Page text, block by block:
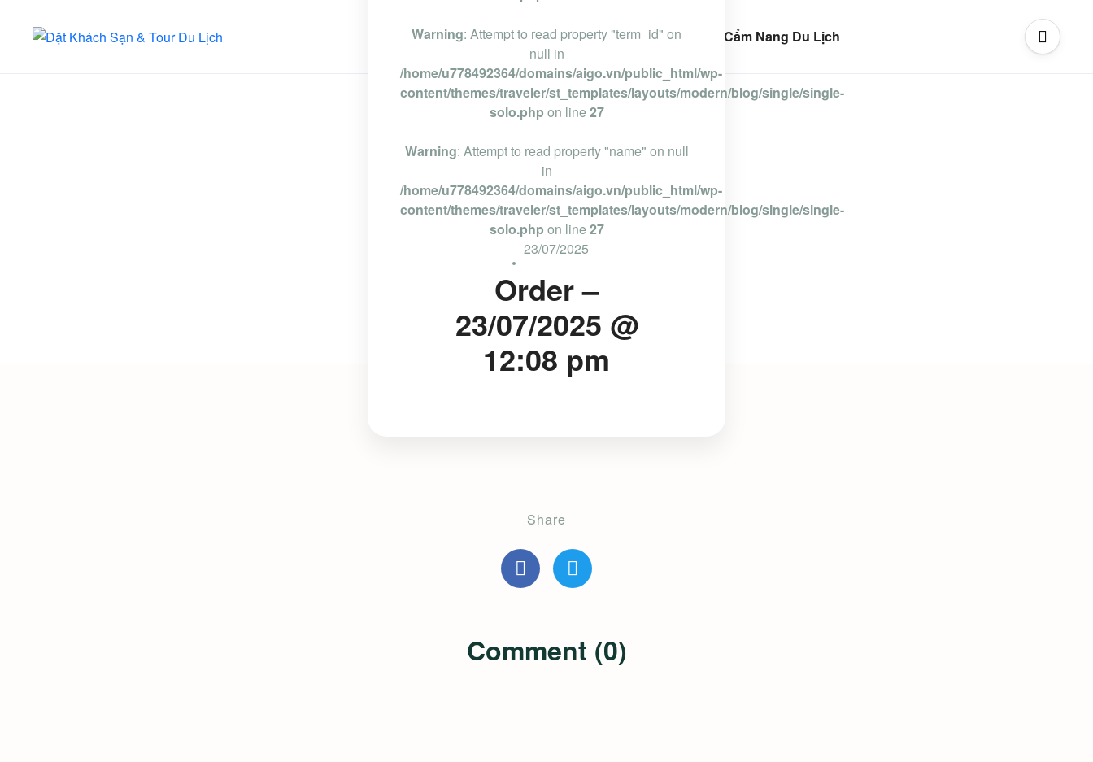
Vũng Tàu Phan Thiết Nha Trang Đà Lạt Cẩm Nang Du Lịch
Warning: Attempt to read property "term_id" on
null in
/home/u778492364/domains/aigo.vn/public_html/wp-
content/themes/traveler/st_templates/layouts/modern/blog/single/single-
solo.php on line 27
Warning: Attempt to read property "name" on null
in
/home/u778492364/domains/aigo.vn/public_html/wp-
content/themes/traveler/st_templates/layouts/modern/blog/single/single-
solo.php on line 27
23/07/2025
Order –
23/07/2025 @
12:08 pm
Share
Comment (0)